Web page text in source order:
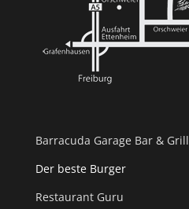
Barracuda Garage Bar & Grill
Der beste Burger
Restaurant Guru